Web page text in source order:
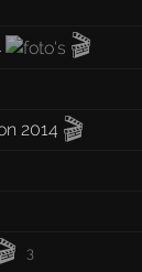
🎬
2014 🎬
3